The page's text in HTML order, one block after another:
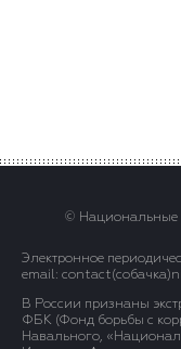
© Национальные
Электронное
email:
В России признаны
ФБК (Фонд борьбы с
Навального,